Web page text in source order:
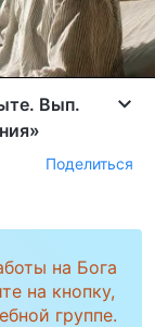
Вып.
Поделиться
на Бога
на кнопку,
группе.